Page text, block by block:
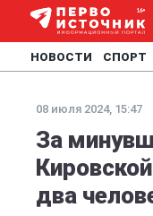
НОВОСТИ СПОРТ
08 июля 2024, 15:47
За
два